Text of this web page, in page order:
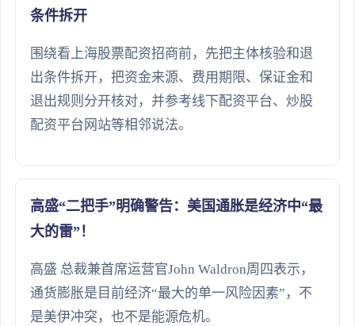
条件拆开
围绕看上海股票配资招商前，先把主体核验和退
出条件拆开，把资金来源、费用期限、保证金和
退出规则分开核对，并参考线下配资平台、炒股
配资平台网站等相邻说法。
高盛“二把手”明确警告：美国通胀是经济中“最
大的雷”！
高盛 总裁兼首席运营官John Waldron周四表示，
通货膨胀是目前经济“最大的单一风险因素”，不
是美伊冲突，也不是能源危机。